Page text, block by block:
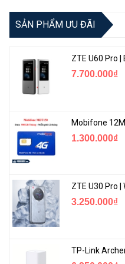
SẢN PHẨM ƯU ĐÃI
7.700.000₫
1.300.000₫
3.250.000₫